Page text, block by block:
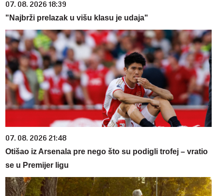
07. 08. 2026 18:39
"Najbrži prelazak u višu klasu je udaja"
07. 08. 2026 21:48
Otišao iz Arsenala pre nego što su podigli trofej – vratio
se u Premijer ligu